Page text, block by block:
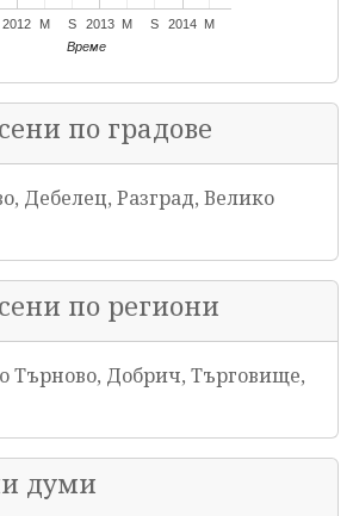
2012 2013 2014
M S M S M
Време
по градове
Дебелец, Разград, Велико
по региони
Търново, Добрич, Търговище,
думи